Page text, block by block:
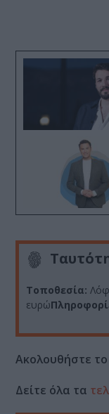
Τοποθεσία:
ευρώ
Ακολουθήστε
Δείτε όλα τα